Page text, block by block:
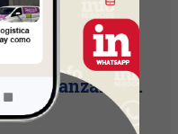
656
con tarjetas
alcanzaría G.